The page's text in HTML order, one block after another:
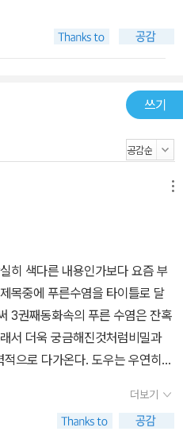
그의 마음을 받아들인다면, 그건
문이었다.
저 시작한 거잖아. 네가 아니라.’
처받을 거야. 그러길 원하는 건 아
목소리가 흘러나왔다.
면 그때 안녕, 하고 떠나면 되잖
아니 어쩌면 동정심에 널 좋아한
깍지가 벗겨지면 현실을 직시하
보다 네가 더 잘 알잖아.’
야. 내가 못 견딜 것 같아, 그러니
지 그 기간을 조금만 늦추기만 하
을 봐. 오로지 너 하나 때문에 열
쓰기
히 색다른 내용인가보다 요즘 부
목중에 푸른수염을 타이틀로 달
3권째동화속의 푸른 수염은 잔혹
서 더욱 궁금해진것처럼비밀과
으로 다가온다. 도우는 우연히
는 절대로 모른다며 부인을 하는
그 아줌마의 신원이란게 도대체
더보기